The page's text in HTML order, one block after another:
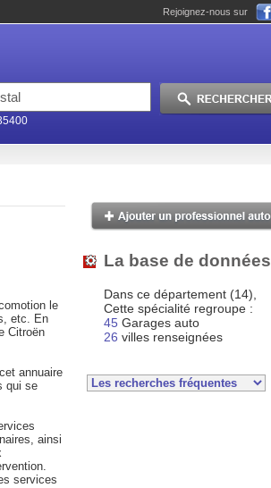
Rejoignez-nous sur
le
etc. En
Citroën
annuaire
qui se
ainsi
services
La base de données
Dans ce département (14),
Cette spécialité regroupe :
45 Garages auto
26 villes renseignées